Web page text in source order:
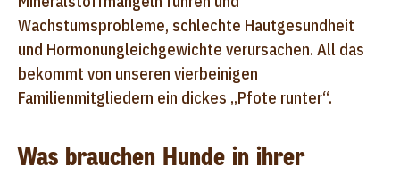
Wachstumsprobleme, schlechte Hautgesundheit
und Hormonungleichgewichte verursachen. All das
bekommt von unseren vierbeinigen
Familienmitgliedern ein dickes „Pfote runter“.
Was brauchen Hunde in ihrer